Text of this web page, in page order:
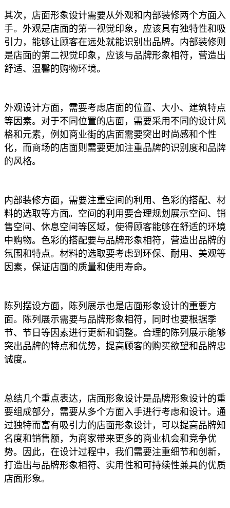
其次，店面形象设计需要从外观和内部装修两个方面入
手。外观是店面的第一视觉印象，应该具有独特性和吸
引力，能够让顾客在远处就能识别出品牌。内部装修则
是店面的第二视觉印象，应该与品牌形象相符，营造出
舒适、温馨的购物环境。
外观设计方面，需要考虑店面的位置、大小、建筑特点
等因素。对于不同位置的店面，需要采用不同的设计风
格和元素，例如商业街的店面需要突出时尚感和个性
化，而商场的店面则需要更加注重品牌的识别度和品牌
的风格。
内部装修方面，需要注重空间的利用、色彩的搭配、材
料的选取等方面。空间的利用要合理规划展示空间、销
售空间、休息空间等区域，使得顾客能够在舒适的环境
中购物。色彩的搭配要与品牌形象相符，营造出品牌的
氛围和特点。材料的选取要考虑到环保、耐用、美观等
因素，保证店面的质量和使用寿命。
陈列摆设方面，陈列展示也是店面形象设计的重要方
面。陈列展示需要与品牌形象相符，同时也要根据季
节、节日等因素进行更新和调整。合理的陈列展示能够
突出品牌的特点和优势，提高顾客的购买欲望和品牌忠
诚度。
总结几个重点表达，店面形象设计是品牌形象设计的重
要组成部分，需要从多个方面入手进行考虑和设计。通
过独特而富有吸引力的店面形象设计，可以提高品牌知
名度和销售额，为商家带来更多的商业机会和竞争优
势。因此，在设计过程中，我们需要注重细节和创新，
打造出与品牌形象相符、实用性和可持续性兼具的优质
店面形象。